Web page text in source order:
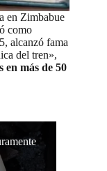
en Zimbabue
como
alcanzó fama
del tren»,
en más de 50